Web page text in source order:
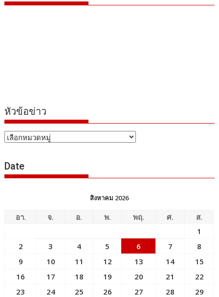
หัวข้อข่าว
หัวข้อ
Date
สิงหาคม 2026
อา. จ. อ. พ. พฤ. ศ.
ส.
1
2
3 4 5 6 7
8
9
10 11 12 13 14
15
16
17 18 19 20 21
22
23
24 25 26 27 28
29